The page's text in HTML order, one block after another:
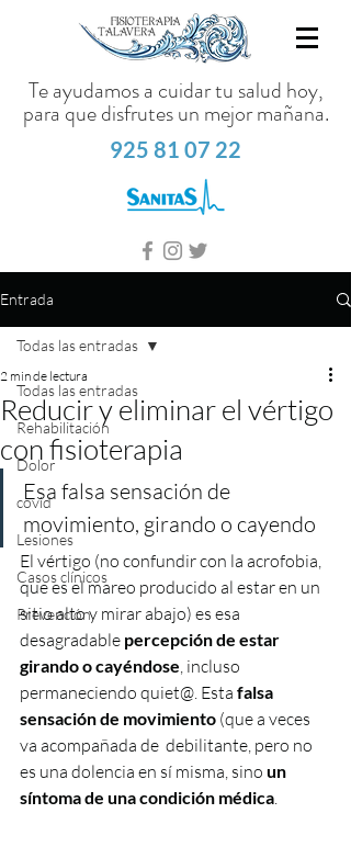
Te ayudamos a cuidar tu salud hoy,
para que disfrutes un mejor mañana.
925 81 07 22
Entrada
Todas las entradas
Rehabilitación
Dolor
covid
Lesiones
Casos clínicos
Prevención
Todas las entradas
Reducir y eliminar el vértigo
con fisioterapia
2 min de lectura
Esa falsa sensación de
movimiento, girando o cayendo
El vértigo (no confundir con la acrofobia,
que es el mareo producido al estar en un
sitio alto y mirar abajo) es esa
desagradable percepción de estar
girando o cayéndose, incluso
permaneciendo quiet@. Esta falsa
sensación de movimiento (que a veces
va acompañada de  debilitante, pero no
es una dolencia en sí misma, sino un
síntoma de una condición médica.